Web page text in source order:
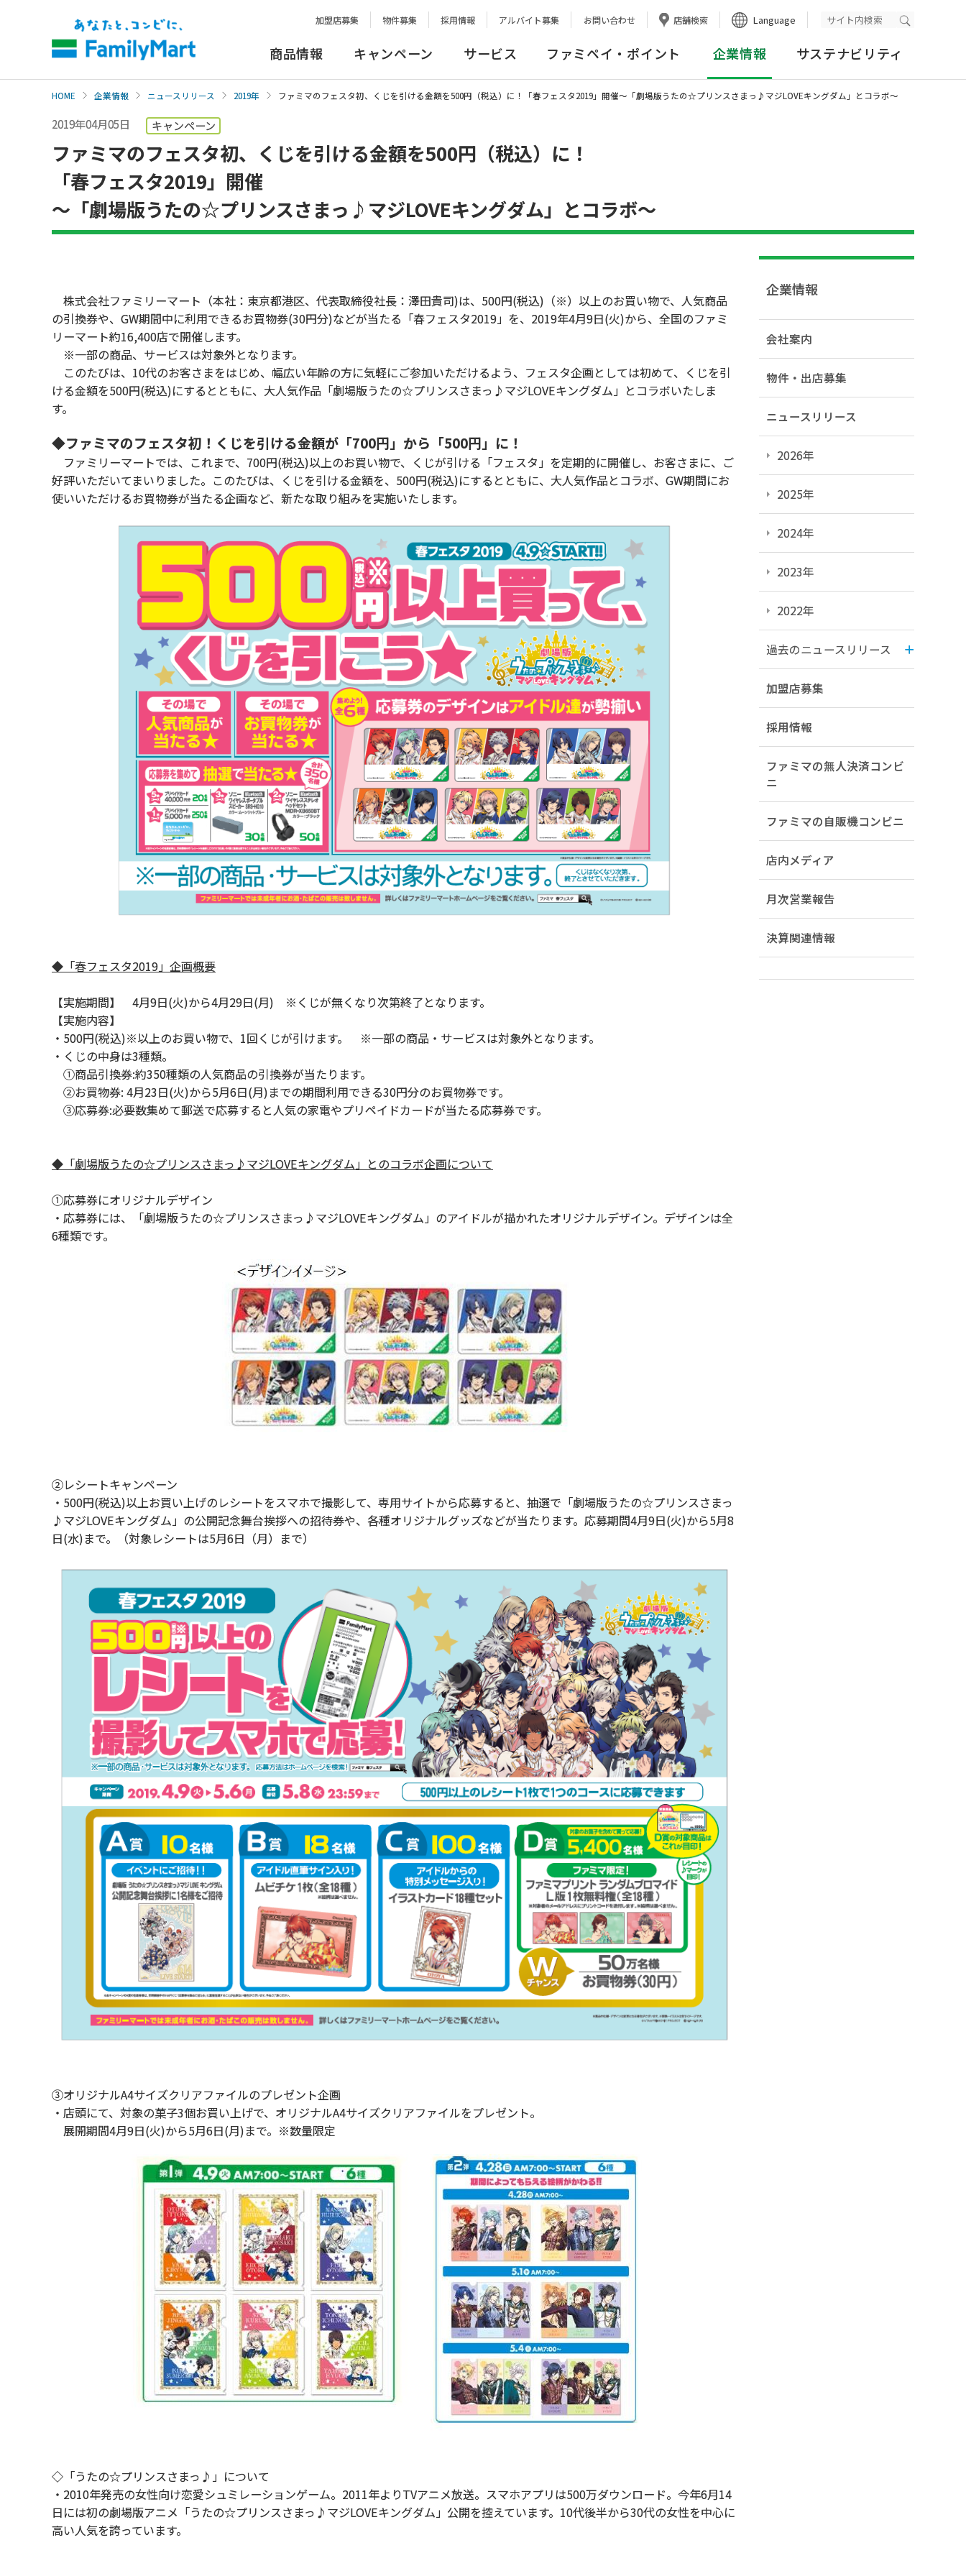
加盟店募集 物件募集 採用情報 アルバイト募集 お問い合わせ 店舗検索 Language 検索実行
商品情報 キャンペーン サービス ファミペイ・ポイント 企業情報 サステナビリティ
HOME 企業情報 ニュースリリース 2019年 ファミマのフェスタ初、くじを引ける金額を500円（税込）に！「春フェスタ2019」開催～「劇場版うたの☆プリンスさまっ♪マジLOVEキングダム」とコラボ～
2019年04月05日 キャンペーン
ファミマのフェスタ初、くじを引ける金額を500円（税込）に！
「春フェスタ2019」開催
～「劇場版うたの☆プリンスさまっ♪マジLOVEキングダム」とコラボ～
株式会社ファミリーマート（本社：東京都港区、代表取締役社長：澤田貴司)は、500円(税込)（※）以上のお買い物で、人気商品
の引換券や、GW期間中に利用できるお買物券(30円分)などが当たる「春フェスタ2019」を、2019年4月9日(火)から、全国のファミ
リーマート約16,400店で開催します。
※一部の商品、サービスは対象外となります。
このたびは、10代のお客さまをはじめ、幅広い年齢の方に気軽にご参加いただけるよう、フェスタ企画としては初めて、くじを引
ける金額を500円(税込)にするとともに、大人気作品「劇場版うたの☆プリンスさまっ♪マジLOVEキングダム」とコラボいたしま
す。
◆ファミマのフェスタ初！くじを引ける金額が「700円」から「500円」に！
ファミリーマートでは、これまで、700円(税込)以上のお買い物で、くじが引ける「フェスタ」を定期的に開催し、お客さまに、ご
好評いただいてまいりました。このたびは、くじを引ける金額を、500円(税込)にするとともに、大人気作品とコラボ、GW期間にお
使いいただけるお買物券が当たる企画など、新たな取り組みを実施いたします。
◆「春フェスタ2019」企画概要
【実施期間】 4月9日(火)から4月29日(月) ※くじが無くなり次第終了となります。
【実施内容】
・500円(税込)※以上のお買い物で、1回くじが引けます。 ※一部の商品・サービスは対象外となります。
・くじの中身は3種類。
①商品引換券:約350種類の人気商品の引換券が当たります。
②お買物券: 4月23日(火)から5月6日(月)までの期間利用できる30円分のお買物券です。
③応募券:必要数集めて郵送で応募すると人気の家電やプリペイドカードが当たる応募券です。
◆「劇場版うたの☆プリンスさまっ♪マジLOVEキングダム」とのコラボ企画について
①応募券にオリジナルデザイン
・応募券には、「劇場版うたの☆プリンスさまっ♪マジLOVEキングダム」のアイドルが描かれたオリジナルデザイン。デザインは全
6種類です。
②レシートキャンペーン
・500円(税込)以上お買い上げのレシートをスマホで撮影して、専用サイトから応募すると、抽選で「劇場版うたの☆プリンスさまっ
♪マジLOVEキングダム」の公開記念舞台挨拶への招待券や、各種オリジナルグッズなどが当たります。応募期間4月9日(火)から5月8
日(水)まで。（対象レシートは5月6日（月）まで）
③オリジナルA4サイズクリアファイルのプレゼント企画
・店頭にて、対象の菓子3個お買い上げで、オリジナルA4サイズクリアファイルをプレゼント。
展開期間4月9日(火)から5月6日(月)まで。※数量限定
◇「うたの☆プリンスさまっ♪」について
・2010年発売の女性向け恋愛シュミレーションゲーム。2011年よりTVアニメ放送。スマホアプリは500万ダウンロード。今年6月14
日には初の劇場版アニメ「うたの☆プリンスさまっ♪マジLOVEキングダム」公開を控えています。10代後半から30代の女性を中心に
高い人気を誇っています。
企業情報
会社案内
物件・出店募集
ニュースリリース
2026年
2025年
2024年
2023年
2022年
過去のニュースリリース
加盟店募集
採用情報
ファミマの無人決済コンビ
ニ
ファミマの自販機コンビニ
店内メディア
月次営業報告
決算関連情報